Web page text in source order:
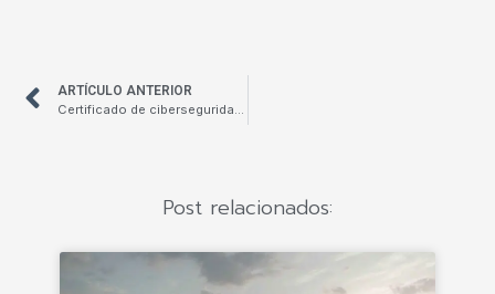
ARTÍCULO ANTERIOR
Certificado de ciberseguridad Cyber Essentials
Post relacionados: